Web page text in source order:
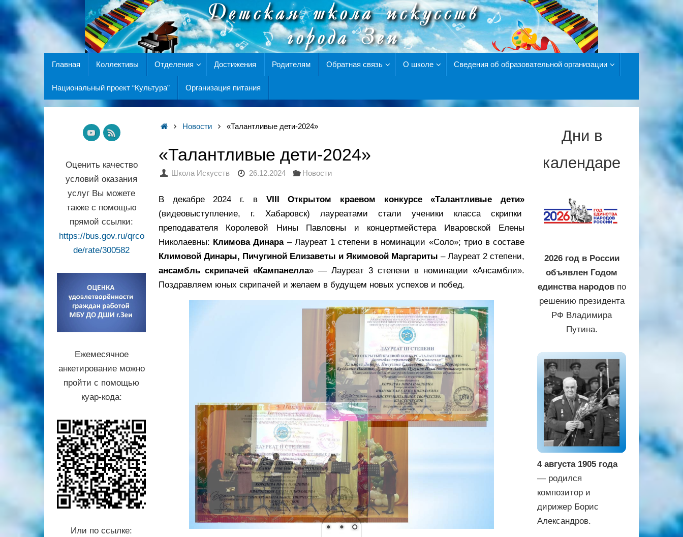
Главная Коллективы Отделения Достижения Родителям Обратная связь О школе Сведения об образовательной организации
Национальный проект “Культура” Организация питания
Новости «Талантливые дети-2024»
«Талантливые дети-2024»
Школа Искусств 26.12.2024 Новости
В декабре 2024 г. в VIII Открытом краевом конкурсе «Талантливые дети»
(видеовыступление, г. Хабаровск) лауреатами стали ученики класса скрипки
преподавателя Королевой Нины Павловны и концертмейстера Иваровской Елены
Николаевны: Климова Динара– Лауреат 1 степени в номинации «Соло»; трио в составе
Климовой Динары, Пичугиной Елизаветы и Якимовой Маргариты – Лауреат 2 степени,
ансамбль скрипачей «Кампанелла» — Лауреат 3 степени в номинации «Ансамбли».
Поздравляем юных скрипачей и желаем в будущем новых успехов и побед.
Оценить качество
условий оказания
услуг Вы можете
также с помощью
прямой ссылки:
https://bus.gov.ru/qrco
de/rate/300582
Ежемесячное
анкетирование можно
пройти с помощью
куар-кода:
Или по ссылке:
Дни в
календаре
2026 год в России
объявлен Годом
единства народовпо
решению президента
РФ Владимира
Путина.
4 августа 1905 года
— родился
композитор и
дирижер Борис
Александров.